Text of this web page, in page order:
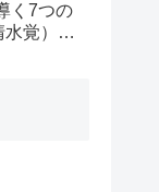
く7つの
覚）の